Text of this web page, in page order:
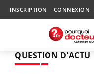
INSCRIPTION CONNEXION
QUESTION D'ACTU